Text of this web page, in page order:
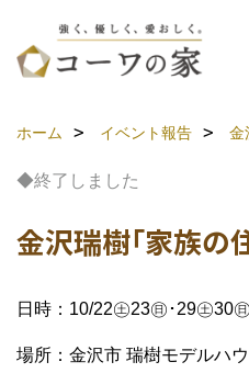
ホーム イベント報告 金
◆終了しました
金沢瑞樹｢家族の
日時：10/22㊏23㊐･29㊏30
場所：金沢市 瑞樹モデルハ